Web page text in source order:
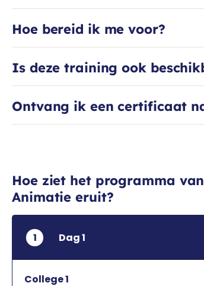
Hoe bereid ik me voor?
Is deze training ook
Ontvang ik een certificaat
Hoe ziet het programma
Animatie eruit?
1 Dag 1
College 1